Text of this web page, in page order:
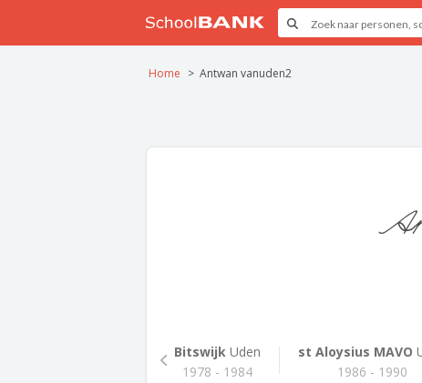
Home Antwan vanuden2
BitswijkUden
1978 - 1984
st Aloysius MAVO
1986 - 1990